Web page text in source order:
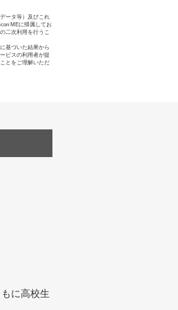
ータ等）及びこれ
MEに帰属してお
二次利用を行うこ
基づいた結果から
ビスの利用者が提
とをご理解いただ
に高校生